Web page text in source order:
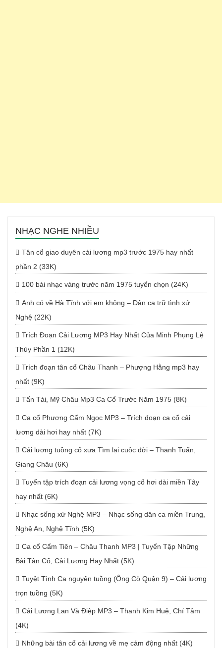
NHẠC NGHE NHIỀU
Tân cổ giao duyên cải lương mp3 trước 1975 hay nhất
phần 2 (33K)
100 bài nhạc vàng trước năm 1975 tuyển chọn (24K)
Anh có về Hà Tĩnh với em không – Dân ca trữ tình xứ
Nghệ (22K)
Trích Đoạn Cải Lương MP3 Hay Nhất Của Minh Phụng Lệ
Thủy Phần 1 (12K)
Trích đoạn tân cổ Châu Thanh – Phượng Hằng mp3 hay
nhất (9K)
Tấn Tài, Mỹ Châu Mp3 Ca Cổ Trước Năm 1975 (8K)
Ca cổ Phương Cẩm Ngọc MP3 – Trích đoạn ca cổ cải
lương dài hơi hay nhất (7K)
Cải lương tuồng cổ xưa Tìm lại cuộc đời – Thanh Tuấn,
Giang Châu (6K)
Tuyển tập trích đoạn cải lương vọng cổ hơi dài miền Tây
hay nhất (6K)
Nhạc sống xứ Nghệ MP3 – Nhạc sống dân ca miền Trung,
Nghệ An, Nghệ Tĩnh (5K)
Ca cổ Cẩm Tiên – Châu Thanh MP3 | Tuyển Tập Những
Bài Tân Cổ, Cải Lương Hay Nhất (5K)
Tuyệt Tình Ca nguyên tuồng (Ông Cò Quận 9) – Cải lương
trọn tuồng (5K)
Cải Lương Lan Và Điệp MP3 – Thanh Kim Huệ, Chí Tâm
(4K)
Những bài tân cổ cải lương về mẹ cảm động nhất (4K)